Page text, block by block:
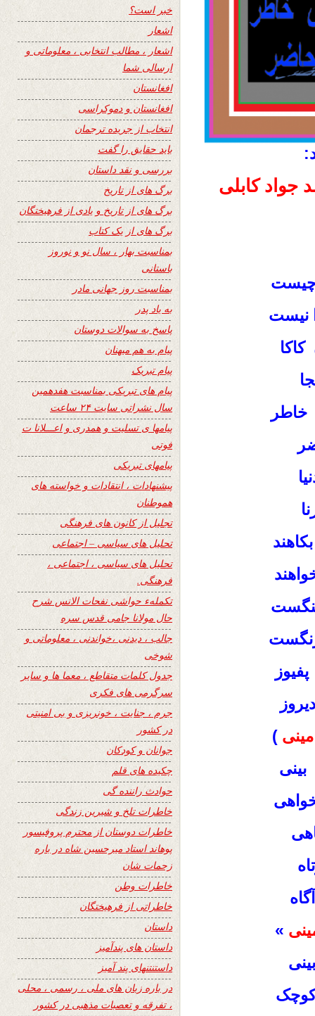
جواد کابلی
چیست
نیست
)
»
خبر است؟
اشعار
اشعار ، مطالب انتخابی ، معلوماتی و
ارسالی شما
افغانستان
افغانستان و دموکراسی
انتخاب از جریده ترجمان
باید حقایق را گفت
بررسی و نقد داستان
برگ های از تاریخ
برگ های از تاریخ و یادی از فرهیختگان
برگ های از یک کتاب
بمناسبت بهار ، سال نو و نوروز
باستانی
بمناسبت روز جهانی مادر
به یاد پدر
پاسخ به سوالات دوستان
پیام به هم میهنان
پیام تبریک
پیام های تبریکی بمناسبت هفدهمین
سال نشراتی سایت ۲۴ ساعت
پیامها ی تسلیت و همدری و اعـــلانا ت
فوتی
پیامهای تبریکی
پیشنهادات ، انتقادات و خواسته های
هموطنان
تجلیل از کانون های فرهنگی
تحلیل های سیاسی – اجتماعی
تحلیل های سیاسی ، اجتماعی ،
فرهنگی.
تکملهء حواشی نفحات الانس شرح
حال مولانا جامی قدس سره
جالب ، دیدنی ،خواندنی ، معلوماتی و
شوخی
جدول کلمات متقاطع ، معما ها و سایر
سرگرمی های فکری
جرم ، جنایت ، خونریزی و بی امنیتی
در کشور
جوانان و کودکان
چکیده های قلم
حوادث راننده گی
خاطرات تلخ و شیرین زندگی
خاطرات دوستان از محترم پروفیسور
پوهاند استاد میرحسین شاه در باره
زحمات شان
خاطرات وطن
خاطراتی از فرهیختگان
داستان
داستان های پندآمیز
داستنتنهای پند آمیز
در باره زبان های ملی ، رسمی ، محلی
، تفرقه و تعصبات مذهبی در کشور